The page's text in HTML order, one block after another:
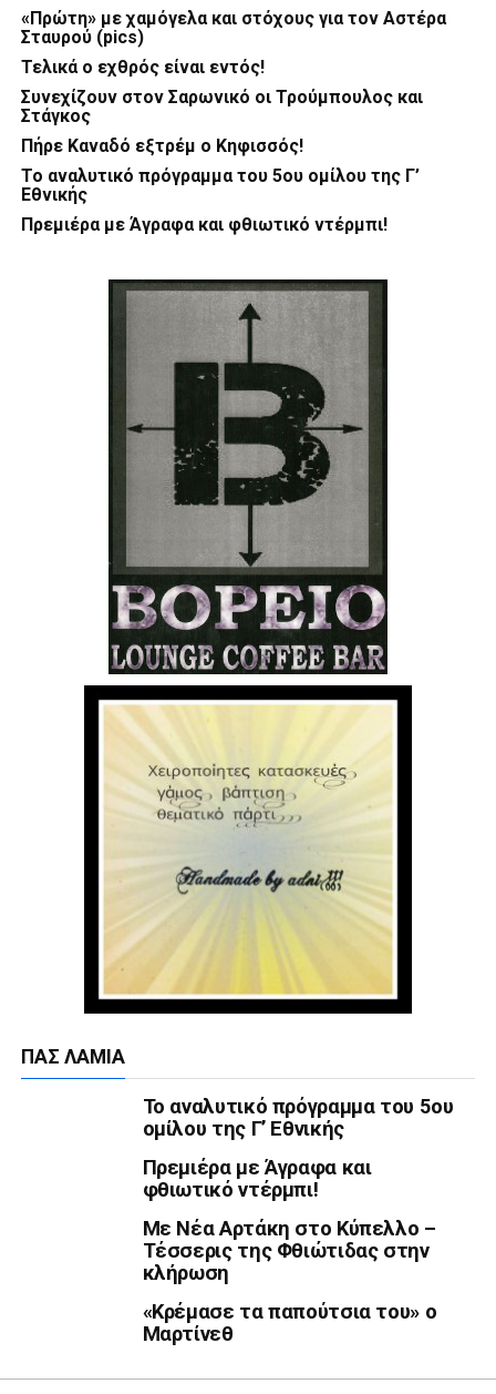
«Πρώτη» με χαμόγελα και στόχους για τον Αστέρα
Σταυρού (pics)
Τελικά ο εχθρός είναι εντός!
Συνεχίζουν στον Σαρωνικό οι Τρούμπουλος και
Στάγκος
Πήρε Καναδό εξτρέμ ο Κηφισσός!
Το αναλυτικό πρόγραμμα του 5ου ομίλου της Γ’
Εθνικής
Πρεμιέρα με Άγραφα και φθιωτικό ντέρμπι!
ΠΑΣ ΛΑΜΊΑ
Το αναλυτικό πρόγραμμα του 5ου
ομίλου της Γ’ Εθνικής
Πρεμιέρα με Άγραφα και
φθιωτικό ντέρμπι!
Με Νέα Αρτάκη στο Κύπελλο –
Τέσσερις της Φθιώτιδας στην
κλήρωση
«Κρέμασε τα παπούτσια του» ο
Μαρτίνεθ